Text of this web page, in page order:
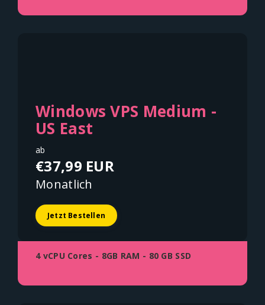
Windows VPS Medium -
US East
ab
€37,99 EUR
Monatlich
Jetzt Bestellen
4 vCPU Cores - 8GB RAM - 80 GB SSD